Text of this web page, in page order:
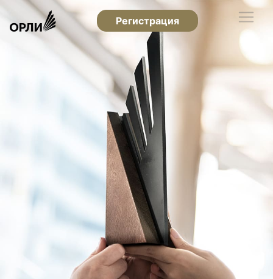
Регистрация